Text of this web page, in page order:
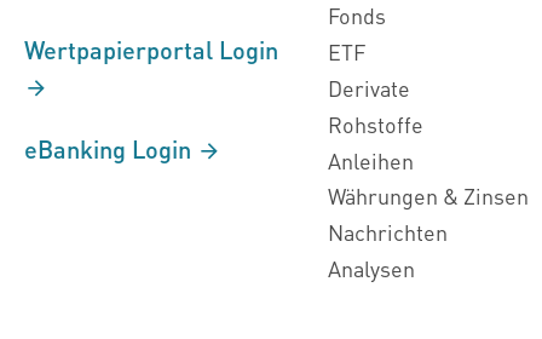
Wertpapierportal Login
eBanking Login
Fonds
ETF
Derivate
Rohstoffe
Anleihen
Währungen & Zinsen
Nachrichten
Analysen